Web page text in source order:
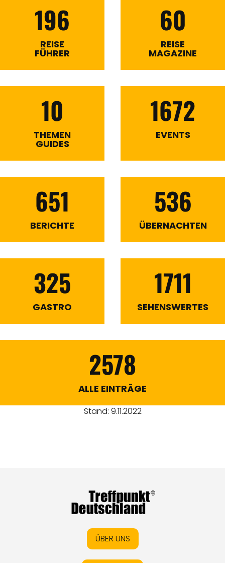
196
REISE
FÜHRER
60
REISE
MAGAZINE
10
THEMEN
GUIDES
1672
EVENTS
651
BERICHTE
536
ÜBERNACHTEN
325
GASTRO
1711
SEHENSWERTES
2578
ALLE EINTRÄGE
Stand: 9.11.2022
ÜBER UNS